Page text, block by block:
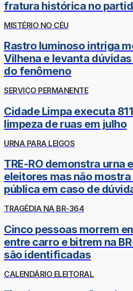
fratura histórica no
MISTÉRIO NO CÉU
Rastro luminoso intriga
Vilhena e levanta
do fenômeno
SERVIÇO PERMANENTE
Cidade Limpa executa
limpeza de ruas em julho
URNA PARA LEIGOS
TRE-RO demonstra urna
eleitores mas não
pública em caso de
TRAGÉDIA NA BR-364
Cinco pessoas morrem
entre carro e bitrem na
são identificadas
CALENDÁRIO ELEITORAL